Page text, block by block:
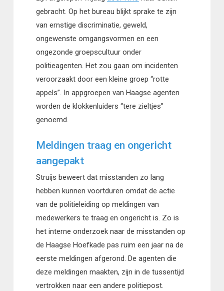
gebracht. Op het bureau blijkt sprake te zijn
van ernstige discriminatie, geweld,
ongewenste omgangsvormen en een
ongezonde groepscultuur onder
politieagenten. Het zou gaan om incidenten
veroorzaakt door een kleine groep “rotte
appels”. In appgroepen van Haagse agenten
worden de klokkenluiders “tere zieltjes”
genoemd.
Meldingen traag en ongericht
aangepakt
Struijs beweert dat misstanden zo lang
hebben kunnen voortduren omdat de actie
van de politieleiding op meldingen van
medewerkers te traag en ongericht is. Zo is
het interne onderzoek naar de misstanden op
de Haagse Hoefkade pas ruim een jaar na de
eerste meldingen afgerond. De agenten die
deze meldingen maakten, zijn in de tussentijd
vertrokken naar een andere politiepost.